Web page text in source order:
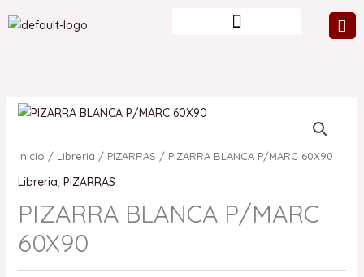
al
Inicio / Libreria / PIZARRAS / PIZARRA BLANCA P/MARC 60X90
Libreria, PIZARRAS
PIZARRA BLANCA P/MARC
60X90